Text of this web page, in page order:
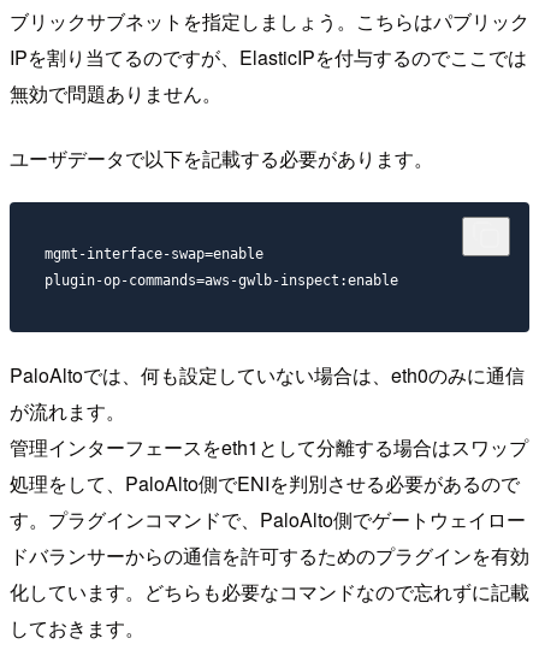
ブリックサブネットを指定しましょう。こちらはパブリック
IPを割り当てるのですが、ElasticIPを付与するのでここでは
無効で問題ありません。
ユーザデータで以下を記載する必要があります。
mgmt-interface-swap=enable
plugin-op-commands=aws-gwlb-inspect:enable
PaloAltoでは、何も設定していない場合は、eth0のみに通信
が流れます。
管理インターフェースをeth1として分離する場合はスワップ
処理をして、PaloAlto側でENIを判別させる必要があるので
す。プラグインコマンドで、PaloAlto側でゲートウェイロー
ドバランサーからの通信を許可するためのプラグインを有効
化しています。どちらも必要なコマンドなので忘れずに記載
しておきます。